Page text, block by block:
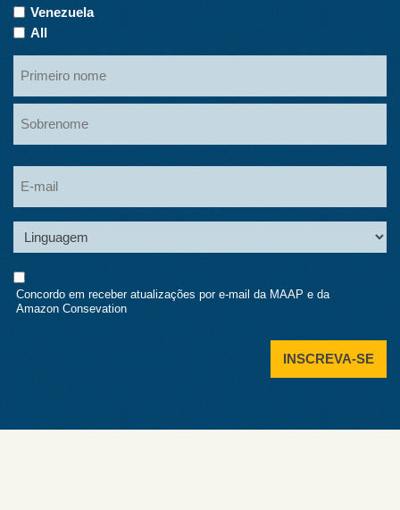
Venezuela
All
nome
Nome
Linguagem
Consent
Concordo em receber atualizações por e-mail da MAAP e da
Amazon Consevation